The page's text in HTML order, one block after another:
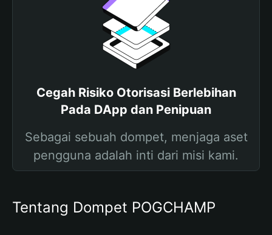
Cegah Risiko Otorisasi Berlebihan
Pada DApp dan Penipuan
Sebagai sebuah dompet, menjaga aset
pengguna adalah inti dari misi kami.
Tentang Dompet POGCHAMP